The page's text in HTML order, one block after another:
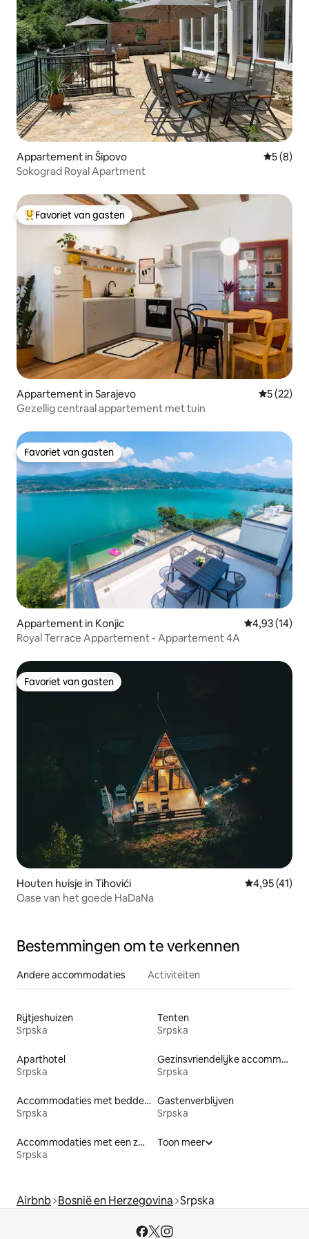
Appartement in Šipovo
5 (8)
Sokograd Royal Apartment
Topfavoriet van gasten
Favoriet van gasten
Appartement in Sarajevo
5 (22)
Gezellig centraal appartement met tuin
Favoriet van gasten
Favoriet van gasten
Appartement in Konjic Gemiddelde
4,93 (14)
Royal Terrace Appartement - Appartement 4A
Favoriet van gasten
Favoriet van gasten
Houten huisje in Tihovići Gemiddelde
4,95 (41)
Oase van het goede HaDaNa
Bestemmingen om te verkennen
Andere accommodaties Activiteiten
Rijtjeshuizen
Srpska
Tenten
Srpska
Aparthotel
Srpska
Gezinsvriendelijke accommodaties
Srpska
Accommodaties met bedden op toegankelijke hoogte
Srpska
Gastenverblijven
Srpska
Accommodaties met een zwembad
Srpska
Toon meer
Airbnb Bosnië en Herzegovina Srpska